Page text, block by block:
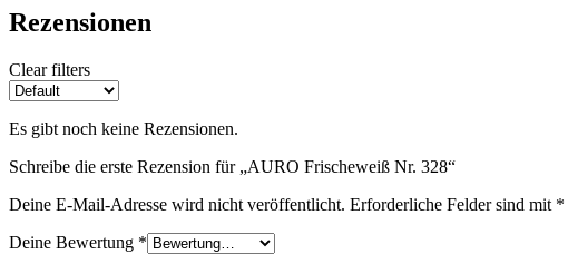
Rezensionen
Clear filters
Es gibt noch keine Rezensionen.
Schreibe die erste Rezension für „AURO Frischeweiß Nr. 328“
Deine E-Mail-Adresse wird nicht veröffentlicht. Erforderliche Felder sind mit *
Deine Bewertung *